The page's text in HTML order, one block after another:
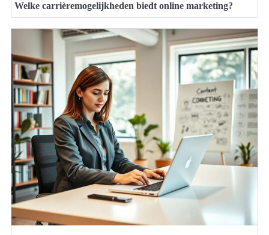
Welke carrièremogelijkheden biedt online marketing?